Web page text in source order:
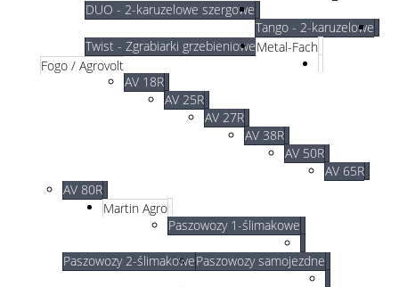
DUO - 2-karuzelowe szergowe
Tango - 2-karuzelowe
Twist - Zgrabiarki grzebienioweMetal-Fach
Fogo / Agrovolt
AV 18R
AV 25R
AV 27R
AV 38R
AV 50R
AV 65R
AV 80R
Martin Agro
Paszowozy 1-ślimakowe
Paszowozy 2-ślimakowePaszowozy samojezdne